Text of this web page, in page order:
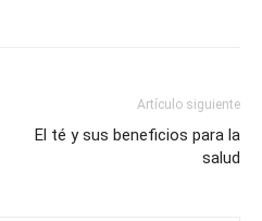
Artículo siguiente
El té y sus beneficios para la
salud